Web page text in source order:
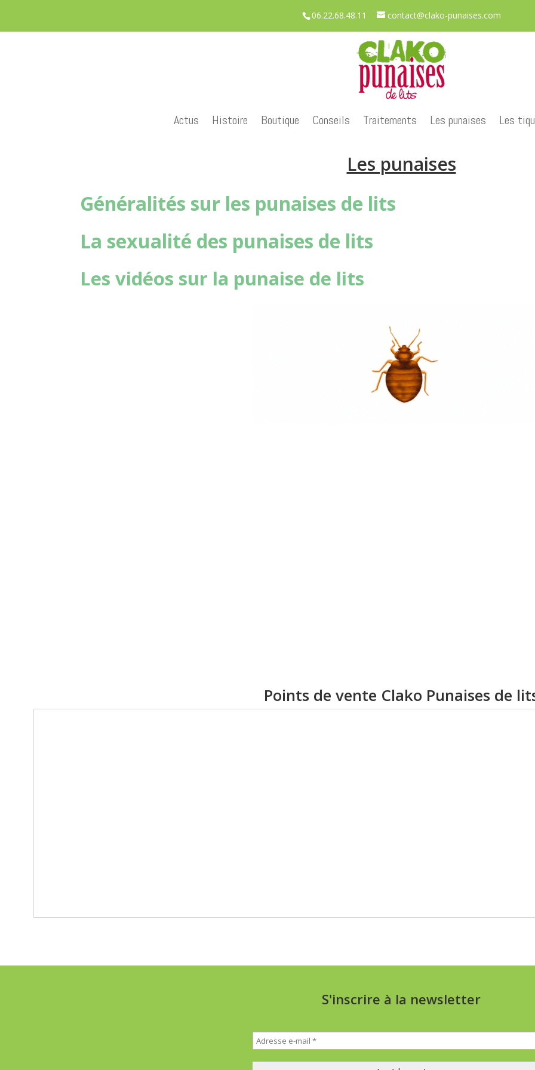
06.22.68.48.11 contact@clako-punaises.com
Actus Histoire Boutique Conseils Traitements Les punaises Les
Les punaises
Généralités sur les punaises de lits
La sexualité des punaises de lits
Les vidéos sur la punaise de lits
Points de vente Clako Punaises de
S'inscrire à la newsletter